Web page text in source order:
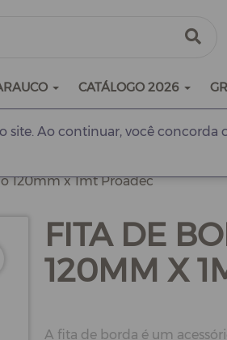
CATÁLOGO 2026
Ao continuar, você concorda
120mm x 1mt Proadec
FITA DE
120MM X
A fita de borda é um